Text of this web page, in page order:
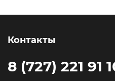
Контакты
8 (727) 221 91